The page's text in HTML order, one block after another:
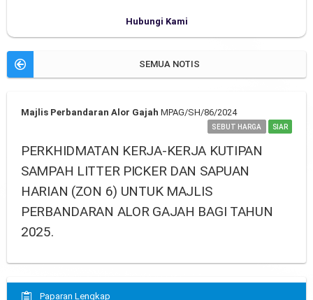
Hubungi Kami
SEMUA NOTIS
Majlis Perbandaran Alor Gajah MPAG/SH/86/2024
SEBUT HARGA SIAR
PERKHIDMATAN KERJA-KERJA KUTIPAN
SAMPAH LITTER PICKER DAN SAPUAN
HARIAN (ZON 6) UNTUK MAJLIS
PERBANDARAN ALOR GAJAH BAGI TAHUN
2025.
Paparan Lengkap